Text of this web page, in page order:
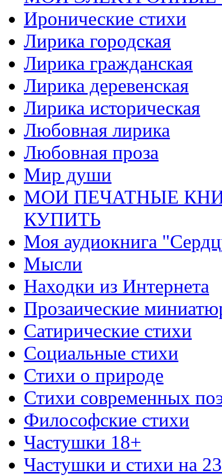
Иронические стихи
Лирика городская
Лирика гражданская
Лирика деревенская
Лирика историческая
Любовная лирика
Любовная проза
Мир души
МОИ ПЕЧАТНЫЕ
КУПИТЬ
Моя аудиокнига
Мысли
Находки из Интернета
Прозаические
Сатирические стихи
Социальные стихи
Стихи о природе
Стихи современных
Философские стихи
Частушки 18+
Частушки и стихи на